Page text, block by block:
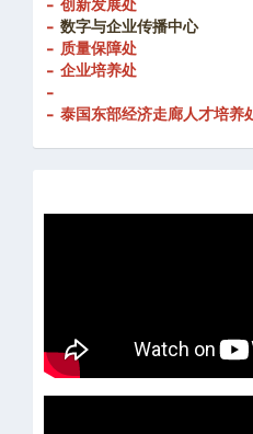
- 预算策划处
- 创新发展处
- 数字与企业传播中心
- 质量保障处
- 企业培养处
-
- 泰国东部经济走廊人才培养